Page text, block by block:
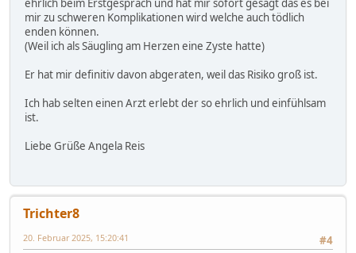
ehrlich beim Erstgespräch und hat mir sofort gesagt das es bei
mir zu schweren Komplikationen wird welche auch tödlich
enden können.
(Weil ich als Säugling am Herzen eine Zyste hatte)
Er hat mir definitiv davon abgeraten, weil das Risiko groß ist.
Ich hab selten einen Arzt erlebt der so ehrlich und einfühlsam
ist.
Liebe Grüße Angela Reis
Trichter8
#4
20. Februar 2025, 15:20:41